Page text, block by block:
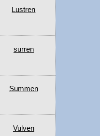
Lustren
surren
Summen
Vulven